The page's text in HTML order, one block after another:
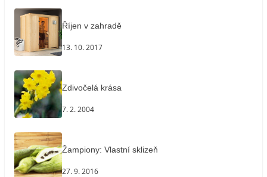
Říjen v zahradě
13. 10. 2017
Zdivočelá krása
7. 2. 2004
Žampiony: Vlastní sklizeň
27. 9. 2016